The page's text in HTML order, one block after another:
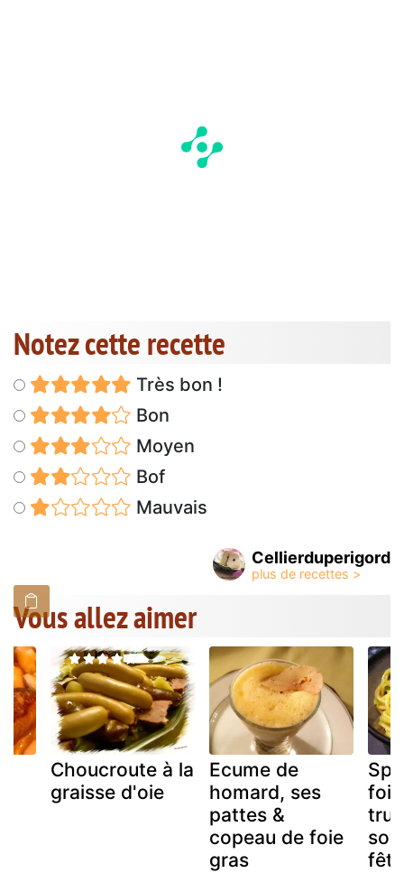
Notez cette recette
Très bon !
Bon
Moyen
Bof
Mauvais
Cellierduperigord
Vous allez aimer
Choucroute à la
graisse d'oie
Ecume de
homard, ses
pattes &
copeau de foie
gras